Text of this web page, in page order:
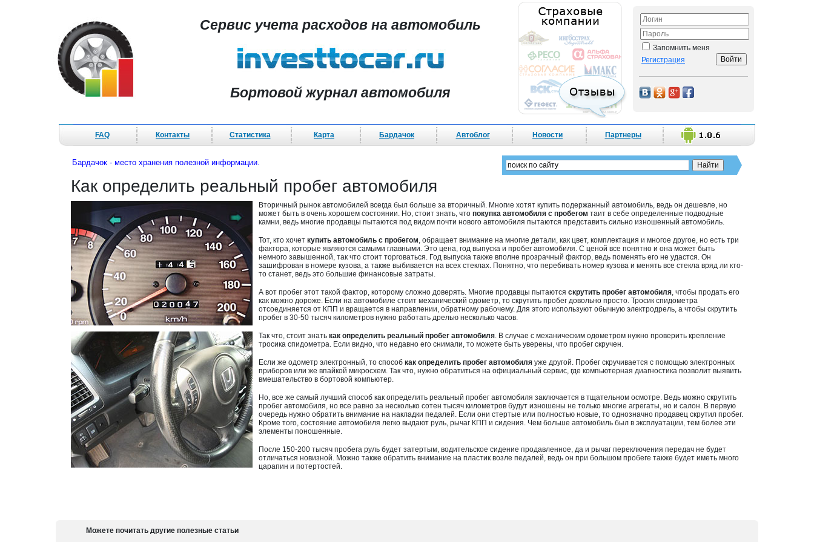
Сервис учета расходов на автомобиль
Бортовой журнал автомобиля
Запомнить меня
Регистрация
FAQ Контакты Статистика Карта Бардачок Автоблог Новости Партнеры
Бардачок - место хранения полезной информации.
Как определить реальный пробег автомобиля
Вторичный рынок автомобилей всегда был больше за вторичный. Многие хотят купить подержанный автомобиль, ведь он дешевле, но
может быть в очень хорошем состоянии. Но, стоит знать, что покупка автомобиля с пробегом таит в себе определенные подводные
камни, ведь многие продавцы пытаются под видом почти нового автомобиля пытаются представить сильно изношенный автомобиль.
Тот, кто хочет купить автомобиль с пробегом, обращает внимание на многие детали, как цвет, комплектация и многое другое, но есть три
фактора, которые являются самыми главными. Это цена, год выпуска и пробег автомобиля. С ценой все понятно и она может быть
немного завышенной, так что стоит торговаться. Год выпуска также вполне прозрачный фактор, ведь поменять его не удастся. Он
зашифрован в номере кузова, а также выбивается на всех стеклах. Понятно, что перебивать номер кузова и менять все стекла вряд ли кто-
то станет, ведь это большие финансовые затраты.
А вот пробег этот такой фактор, которому сложно доверять. Многие продавцы пытаются скрутить пробег автомобиля, чтобы продать его
как можно дороже. Если на автомобиле стоит механический одометр, то скрутить пробег довольно просто. Тросик спидометра
отсоединяется от КПП и вращается в направлении, обратному рабочему. Для этого используют обычную электродрель, а чтобы скрутить
пробег в 30-50 тысяч километров нужно работать дрелью несколько часов.
Так что, стоит знать как определить реальный пробег автомобиля. В случае с механическим одометром нужно проверить крепление
тросика спидометра. Если видно, что недавно его снимали, то можете быть уверены, что пробег скручен.
Если же одометр электронный, то способ как определить пробег автомобиля уже другой. Пробег скручивается с помощью электронных
приборов или же впайкой микросхем. Так что, нужно обратиться на официальный сервис, где компьютерная диагностика позволит выявить
вмешательство в бортовой компьютер.
Но, все же самый лучший способ как определить реальный пробег автомобиля заключается в тщательном осмотре. Ведь можно скрутить
пробег автомобиля, но все равно за несколько сотен тысяч километров будут изношены не только многие агрегаты, но и салон. В первую
очередь нужно обратить внимание на накладки педалей. Если они стертые или полностью новые, то однозначно продавец скрутил пробег.
Кроме того, состояние автомобиля легко выдают руль, рычаг КПП и сидения. Чем больше автомобиль был в эксплуатации, тем более эти
элементы поношенные.
После 150-200 тысяч пробега руль будет затертым, водительское сидение продавленное, да и рычаг переключения передач не будет
отличаться новизной. Можно также обратить внимание на пластик возле педалей, ведь он при большом пробеге также будет иметь много
царапин и потертостей.
Можете почитать другие полезные статьи